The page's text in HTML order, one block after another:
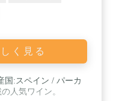
く見る
国:スペイン / パーカ
人気ワイン。